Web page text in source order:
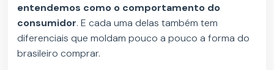
entendemos como o comportamento do
consumidor. E cada uma delas também tem
diferenciais que moldam pouco a pouco a forma do
brasileiro comprar.